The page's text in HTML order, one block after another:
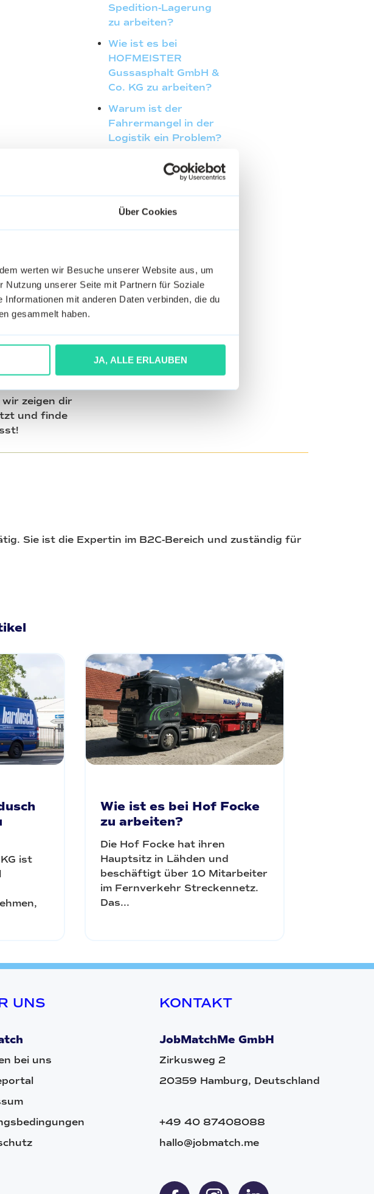
Über Cookies
werten wir Besuche unserer Website aus, um
unserer Seite mit Partnern für Soziale
mit anderen Daten verbinden, die du
gesammelt haben.
JA, ALLE ERLAUBEN
und LKW-
zeigen dir
und finde
Spedition-Lagerung
zu arbeiten?
Wie ist es bei
HOFMEISTER
Gussasphalt GmbH &
Co. KG zu arbeiten?
Warum ist der
Fahrermangel in der
Logistik ein Problem?
Sie ist die Expertin im B2C-Bereich und zuständig für
ist
Wie ist es bei Hof Focke
zu arbeiten?
Die Hof Focke hat ihren
Hauptsitz in Lähden und
beschäftigt über 10 Mitarbeiter
im Fernverkehr Streckennetz.
Das...
UNS
bei uns
KONTAKT
JobMatchMe GmbH
Zirkusweg 2
20359 Hamburg, Deutschland
+49 40 87408088
hallo@jobmatch.me